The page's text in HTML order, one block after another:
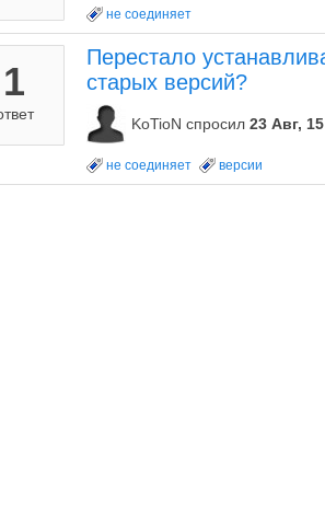
не соединяет
1
Перестало
старых версий?
KoTioN спросил 23 Авг, 15
не соединяет версии